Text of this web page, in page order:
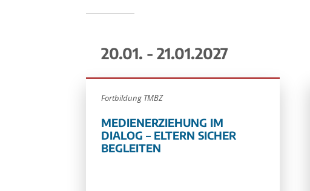
20.01. - 21.01.2027
Fortbildung TMBZ
MEDIENERZIEHUNG IM
DIALOG – ELTERN SICHER
BEGLEITEN